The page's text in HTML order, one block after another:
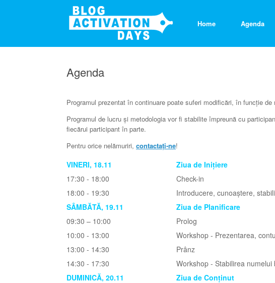
Home Agenda
Agenda
Programul prezentat în continuare poate suferi modificări, în funcție de
Programul de lucru și metodologia vor fi stabilite împreună cu
fiecărui participant în parte.
Pentru orice nelămuriri, contactați-ne!
VINERI, 18.11
Ziua de Inițiere
17:30 - 18:00
Check-in
18:00 - 19:30
Introducere, cunoaștere,
SÂMBĂTĂ, 19.11
Ziua de Planificare
09:30 – 10:00
Prolog
10:00 - 13:00
Workshop - Prezentarea,
13:00 - 14:30
Prânz
14:30 - 17:30
Workshop - Stabilirea
DUMINICĂ, 20.11
Ziua de Conținut